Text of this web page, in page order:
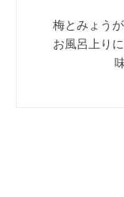
梅とみょう
お風呂上り